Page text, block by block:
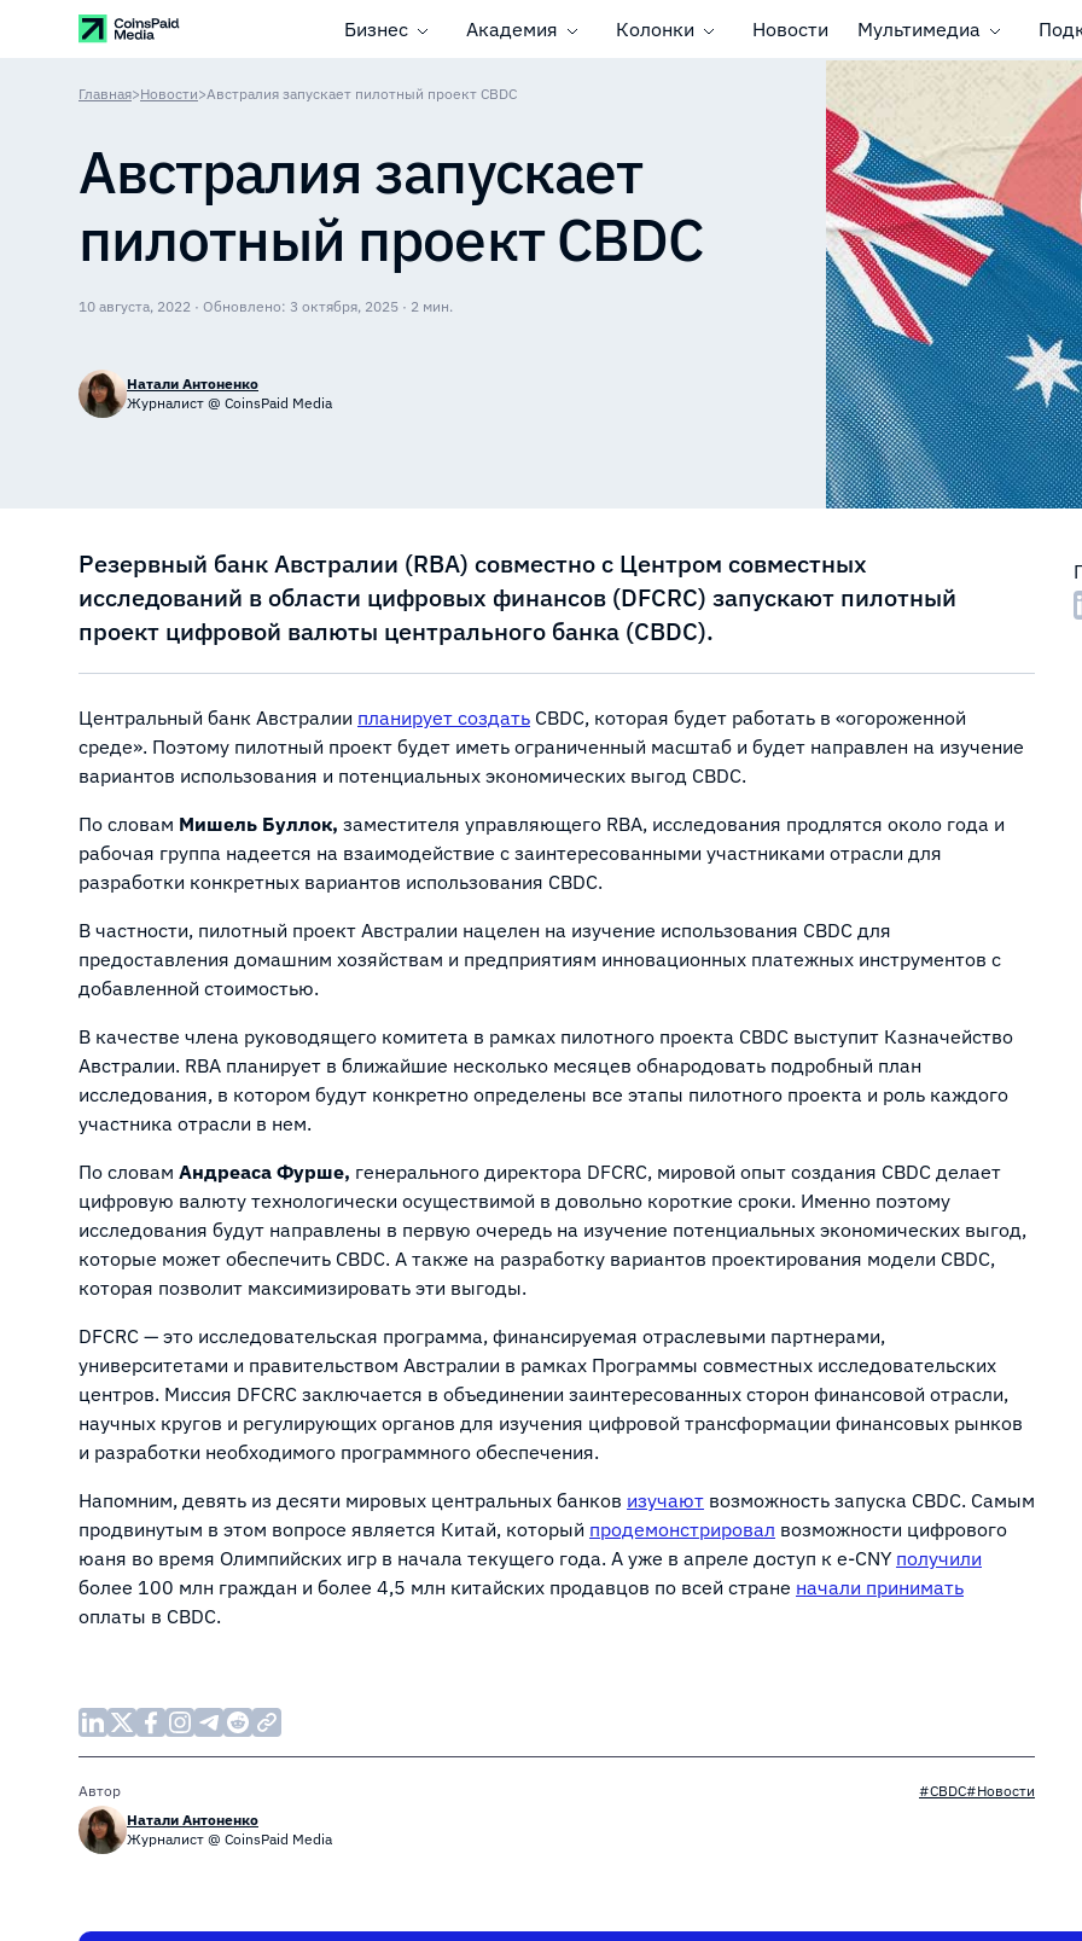
Бизнес Академия Колонки Новости Мультимедиа
Главная>Новости>Австралия запускает пилотный проект CBDC
Австралия запускает
пилотный проект CBDC
10 августа, 2022 · Обновлено: 3 октября, 2025 · 2 мин.
Натали Антоненко
Журналист @ CoinsPaid Media
Резервный банк Австралии (RBA) совместно с Центром совместных
исследований в области цифровых финансов (DFCRC) запускают пилотный
проект цифровой валюты центрального банка (CBDC).
Центральный банк Австралии планирует создать CBDC, которая будет работать в «огороженной
среде». Поэтому пилотный проект будет иметь ограниченный масштаб и будет направлен на изучение
вариантов использования и потенциальных экономических выгод CBDC.
По словам Мишель Буллок, заместителя управляющего RBA, исследования продлятся около года и
рабочая группа надеется на взаимодействие с заинтересованными участниками отрасли для
разработки конкретных вариантов использования CBDC.
В частности, пилотный проект Австралии нацелен на изучение использования CBDC для
предоставления домашним хозяйствам и предприятиям инновационных платежных инструментов с
добавленной стоимостью.
В качестве члена руководящего комитета в рамках пилотного проекта CBDC выступит Казначейство
Австралии. RBA планирует в ближайшие несколько месяцев обнародовать подробный план
исследования, в котором будут конкретно определены все этапы пилотного проекта и роль каждого
участника отрасли в нем.
По словам Андреаса Фурше, генерального директора DFCRC, мировой опыт создания CBDC делает
цифровую валюту технологически осуществимой в довольно короткие сроки. Именно поэтому
исследования будут направлены в первую очередь на изучение потенциальных экономических выгод,
которые может обеспечить CBDC. А также на разработку вариантов проектирования модели CBDC,
которая позволит максимизировать эти выгоды.
DFCRC — это исследовательская программа, финансируемая отраслевыми партнерами,
университетами и правительством Австралии в рамках Программы совместных исследовательских
центров. Миссия DFCRC заключается в объединении заинтересованных сторон финансовой отрасли,
научных кругов и регулирующих органов для изучения цифровой трансформации финансовых рынков
и разработки необходимого программного обеспечения.
Напомним, девять из десяти мировых центральных банков изучают возможность запуска CBDC. Самым
продвинутым в этом вопросе является Китай, который продемонстрировал возможности цифрового
юаня во время Олимпийских игр в начала текущего года. А уже в апреле доступ к e-CNY получили
более 100 млн граждан и более 4,5 млн китайских продавцов по всей стране начали принимать
оплаты в CBDC.
Автор
Натали Антоненко
Журналист @ CoinsPaid Media
#CBDC#Новости